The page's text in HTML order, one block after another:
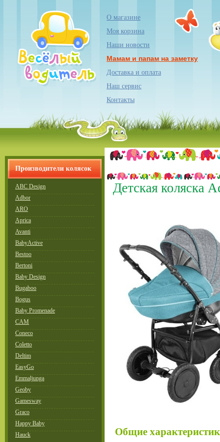
О магазине
Моя корзина
Наши новости
Мамам и папам на заметку
Доставка и оплата
Наш сервис
Контакты
Производители колясок
ABC Design
Adbor
ARO
Aprica
Avanti
BabyActive
Bestoo
Bertoni
Baby Design
Bugaboo
Bogus
Baby Promenade
CAM
Coneco
Coletto
Deltim
EasyGo
Emmaljunga
Geoby
Gamesway
Graco
Happy Baby
Hauck
Детская коляска
Общие